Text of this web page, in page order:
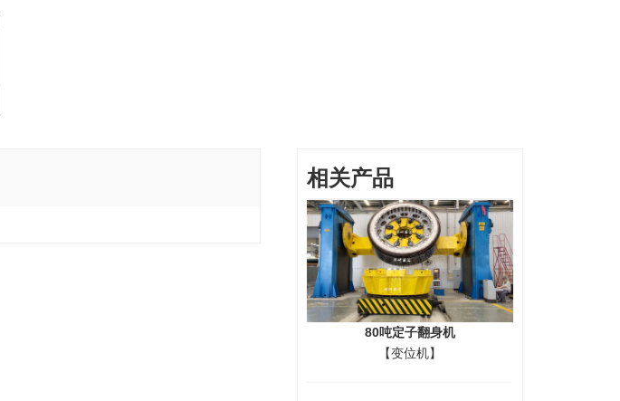
相关产品
80吨定子翻身机
【变位机】